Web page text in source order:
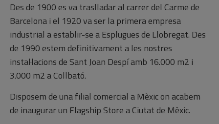
Des de 1900 es va traslladar al carrer del Carme de
Barcelona i el 1920 va ser la primera empresa
industrial a establir-se a Esplugues de Llobregat. Des
de 1990 estem definitivament a les nostres
instal·lacions de Sant Joan Despí amb 16.000 m2 i
3.000 m2 a Collbató.
Disposem de una filial comercial a Mèxic on acabem
de inaugurar un Flagship Store a Ciutat de Mèxic.